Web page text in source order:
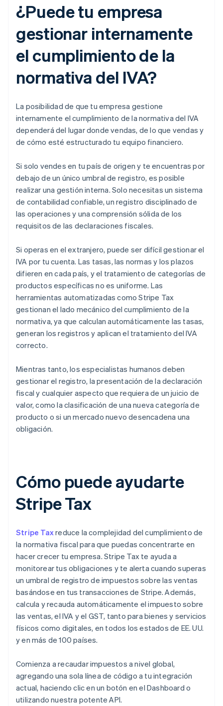
¿Puede tu empresa
gestionar internamente
el cumplimiento de la
normativa del IVA?
La posibilidad de que tu empresa gestione
internamente el cumplimiento de la normativa del IVA
dependerá del lugar donde vendas, de lo que vendas y
de cómo esté estructurado tu equipo financiero.
Si solo vendes en tu país de origen y te encuentras por
debajo de un único umbral de registro, es posible
realizar una gestión interna. Solo necesitas un sistema
de contabilidad confiable, un registro disciplinado de
las operaciones y una comprensión sólida de los
requisitos de las declaraciones fiscales.
Si operas en el extranjero, puede ser difícil gestionar el
IVA por tu cuenta. Las tasas, las normas y los plazos
difieren en cada país, y el tratamiento de categorías de
productos específicas no es uniforme. Las
herramientas automatizadas como Stripe Tax
gestionan el lado mecánico del cumplimiento de la
normativa, ya que calculan automáticamente las tasas,
generan los registros y aplican el tratamiento del IVA
correcto.
Mientras tanto, los especialistas humanos deben
gestionar el registro, la presentación de la declaración
fiscal y cualquier aspecto que requiera de un juicio de
valor, como la clasificación de una nueva categoría de
producto o si un mercado nuevo desencadena una
obligación.
Cómo puede ayudarte
Stripe Tax
Stripe Taxreduce la complejidad del cumplimiento de
la normativa fiscal para que puedas concentrarte en
hacer crecer tu empresa. Stripe Tax te ayuda a
monitorear tus obligaciones y te alerta cuando superas
un umbral de registro de impuestos sobre las ventas
basándose en tus transacciones de Stripe. Además,
calcula y recauda automáticamente el impuesto sobre
las ventas, el IVA y el GST, tanto para bienes y servicios
físicos como digitales, en todos los estados de EE. UU.
y en más de 100 países.
Comienza a recaudar impuestos a nivel global,
agregando una sola línea de código a tu integración
actual, haciendo clic en un botón en el Dashboard o
utilizando nuestra potente API.